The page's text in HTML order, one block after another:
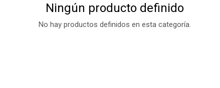
Ningún producto definido
No hay productos definidos en esta categoría.